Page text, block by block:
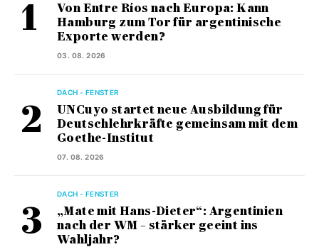
Von Entre Ríos nach Europa: Kann
Hamburg zum Tor für argentinische
Exporte werden?
03. 08. 2026
DACH - FENSTER
UNCuyo startet neue Ausbildung für
Deutschlehrkräfte gemeinsam mit dem
Goethe-Institut
07. 08. 2026
DACH - FENSTER
„Mate mit Hans-Dieter“: Argentinien
nach der WM – stärker geeint ins
Wahljahr?